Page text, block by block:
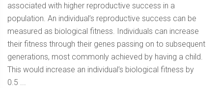
associated with higher reproductive success in a
population. An individual’s reproductive success can be
measured as biological fitness. Individuals can increase
their fitness through their genes passing on to subsequent
generations, most commonly achieved by having a child.
This would increase an individual’s biological fitness by
0.5 ...